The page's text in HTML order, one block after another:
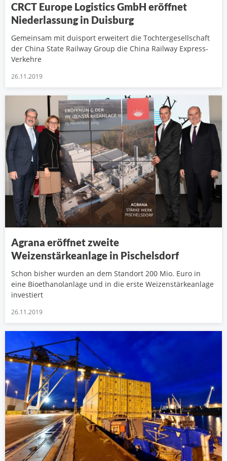
CRCT Europe Logistics GmbH eröffnet
Niederlassung in Duisburg
Gemeinsam mit duisport erweitert die Tochtergesellschaft
der China State Railway Group die China Railway Express-
Verkehre
26.11.2019
Agrana eröffnet zweite
Weizenstärkeanlage in Pischelsdorf
Schon bisher wurden an dem Standort 200 Mio. Euro in
eine Bioethanolanlage und in die erste Weizenstärkeanlage
investiert
26.11.2019